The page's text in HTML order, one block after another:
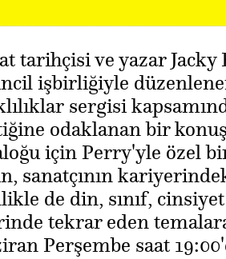
tarihçisi ve yazar
işbirliğiyle
sergisi
odaklanan bir
için Perry'yle özel
sanatçının
de din, sınıf,
tekrar eden
Perşembe saat